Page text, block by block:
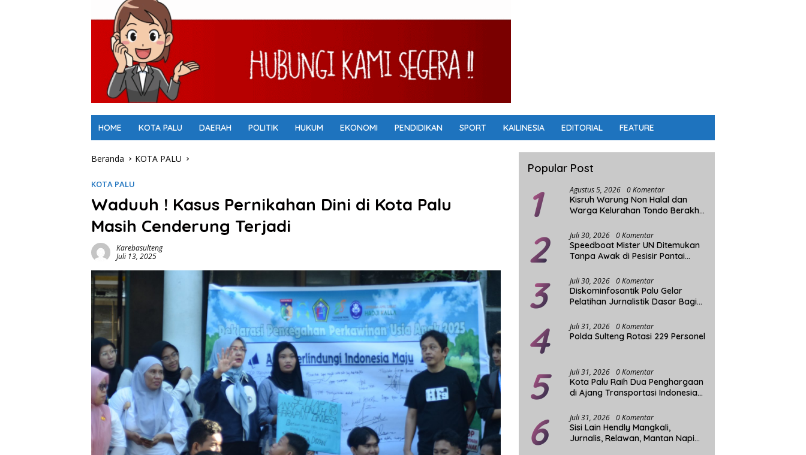
HOME KOTA PALU DAERAH POLITIK HUKUM EKONOMI PENDIDIKAN SPORT KAILINESIA EDITORIAL FEATURE
Beranda KOTA PALU
KOTA PALU
Waduuh ! Kasus Pernikahan Dini di Kota Palu
Masih Cenderung Terjadi
Karebasulteng
Juli 13, 2025
Popular Post
1 Agustus 5, 2026 0 Komentar
Kisruh Warung Non Halal dan
Warga Kelurahan Tondo Berakhir
2 Juli 30, 2026 0 Komentar
Speedboat Mister UN Ditemukan
Tanpa Awak di Pesisir Pantai
3 Juli 30, 2026 0 Komentar
Diskominfosantik Palu Gelar
Pelatihan Jurnalistik Dasar Bagi
4 Juli 31, 2026 0 Komentar
Polda Sulteng Rotasi 229 Personel
5 Juli 31, 2026 0 Komentar
Kota Palu Raih Dua Penghargaan
di Ajang Transportasi Indonesia
6 Juli 31, 2026 0 Komentar
Sisi Lain Hendly Mangkali,
Jurnalis, Relawan, Mantan Napi